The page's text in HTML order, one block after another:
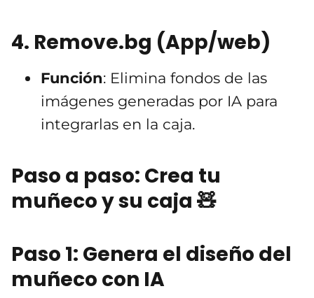
4. Remove.bg (App/web)
Función: Elimina fondos de las
imágenes generadas por IA para
integrarlas en la caja.
Paso a paso: Crea tu
muñeco y su caja 🧸
Paso 1: Genera el diseño del
muñeco con IA